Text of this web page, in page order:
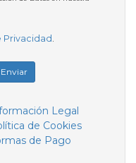
Privacidad
Enviar
Legal
de Cookies
de Pago